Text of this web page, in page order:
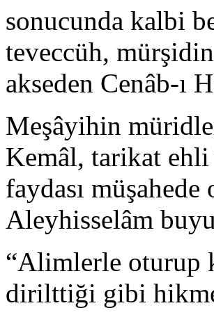
sonucunda kalbi
teveccüh,
akseden Cenâb-ı
Meşâyihin
Kemâl, tarikat ehli
faydası
Aleyhisselâm
“Alimlerle oturup
dirilttiği gibi